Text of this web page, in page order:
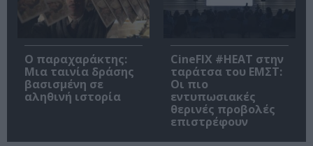
Ο παραχαράκτης:
Μια ταινία δράσης
βασισμένη σε
αληθινή ιστορία
CineFIX #ΗΕΑΤ στην
ταράτσα του ΕΜΣΤ:
Οι πιο
εντυπωσιακές
θερινές προβολές
επιστρέφουν